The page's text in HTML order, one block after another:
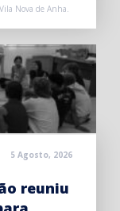
Nova de Anha.
5 Agosto, 2026
reuniu